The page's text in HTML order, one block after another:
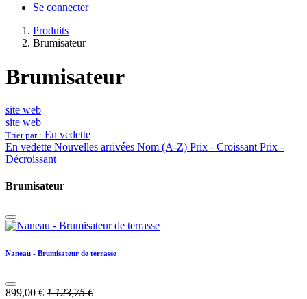
Se connecter
Produits
Brumisateur
Brumisateur
site web
site web
Trier par : En vedette
En vedette Nouvelles arrivées Nom (A-Z) Prix - Croissant Prix -
Décroissant
Brumisateur
Naneau - Brumisateur de terrasse
899,00 € 1 123,75€